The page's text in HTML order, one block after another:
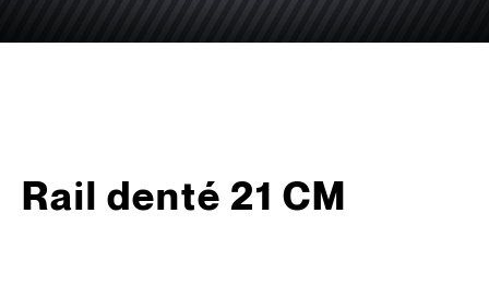
Rail denté 21 CM